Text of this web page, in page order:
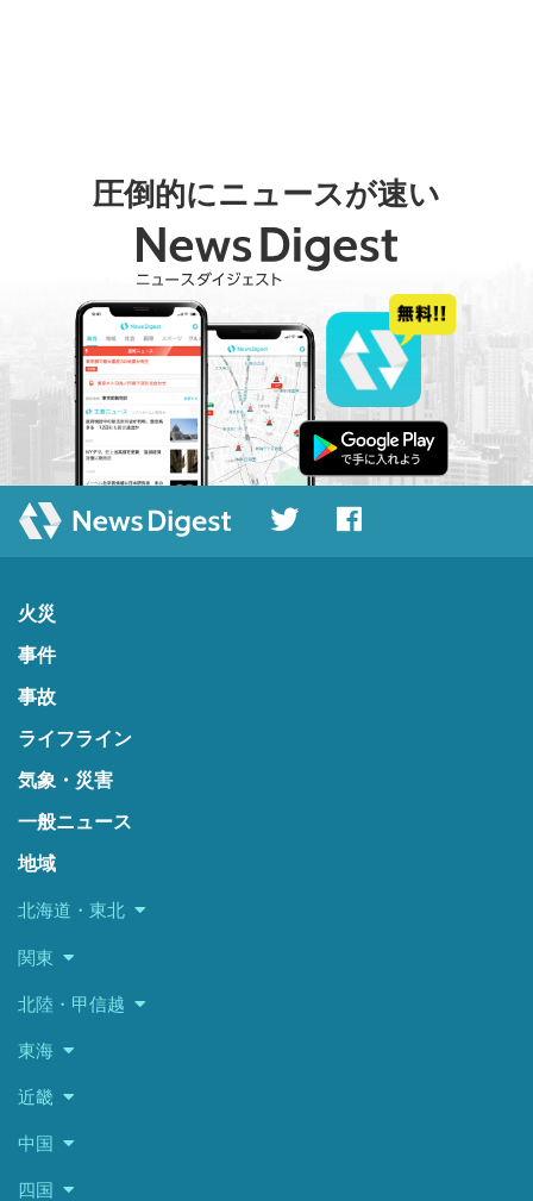
圧倒的にニュースが速い
火災
事件
事故
ライフライン
気象・災害
一般ニュース
地域
北海道・東北
関東
北陸・甲信越
東海
近畿
中国
四国